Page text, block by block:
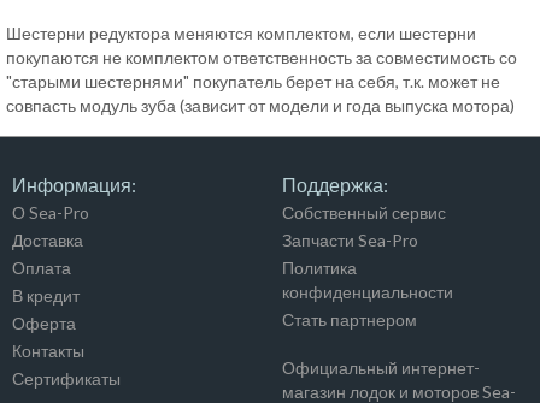
Шестерни редуктора меняются комплектом, если шестерни
покупаются не комплектом ответственность за совместимость со
"старыми шестернями" покупатель берет на себя, т.к. может не
совпасть модуль зуба (зависит от модели и года выпуска мотора)
Информация:
О Sea-Pro
Доставка
Оплата
В кредит
Оферта
Контакты
Сертификаты
Поддержка:
Собственный сервис
Запчасти Sea-Pro
Политика
конфиденциальности
Стать партнером
Официальный интернет-
магазин лодок и моторов Sea-